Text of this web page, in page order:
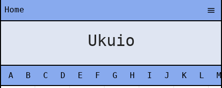
Home
Ukuio
A B C D E F G H I J K L M